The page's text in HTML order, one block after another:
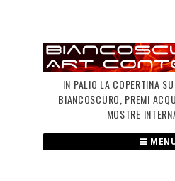
IN PALIO LA COPERTINA
BIANCOSCURO, PREMI
MOSTRE